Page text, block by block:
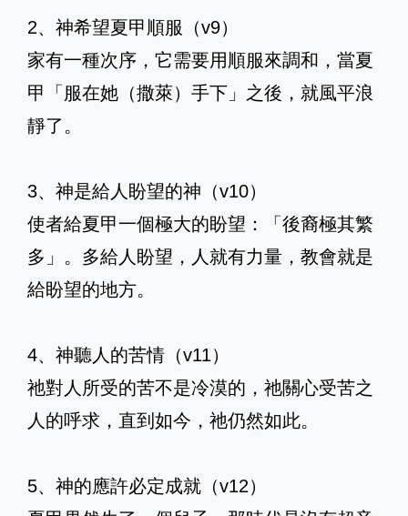
2、神希望夏甲順服（v9）
家有一種次序，它需要用順服來調和，當夏
甲「服在她（撒萊）手下」之後，就風平浪
靜了。
3、神是給人盼望的神（v10）
使者給夏甲一個極大的盼望：「後裔極其繁
多」。多給人盼望，人就有力量，教會就是
給盼望的地方。
4、神聽人的苦情（v11）
祂對人所受的苦不是冷漠的，祂關心受苦之
人的呼求，直到如今，祂仍然如此。
5、神的應許必定成就（v12）